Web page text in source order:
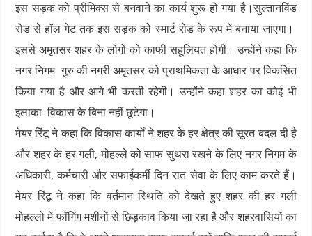
इस सड़क को प्रीमिक्स से बनवाने का कार्य शुरू हो गया है।सुल्तानविंड
रोड से हॉल गेट तक इस सड़क को स्मार्ट रोड के रूप में बनाया जाएगा।
इससे अमृतसर शहर के लोगों को काफी सहूलियत होगी। उन्होंने कहा कि
नगर निगम गुरु की नगरी अमृतसर को प्राथमिकता के आधार पर विकसित
किया गया है और आगे भी करती रहेगी। उन्होंने कहा शहर का कोई भी
इलाका विकास के बिना नहीं छूटेगा।
मेयर रिंटू ने कहा कि विकास कार्यों ने शहर के हर क्षेत्र की सूरत बदल दी है
और शहर के हर गली, मोहल्ले को साफ सुथरा रखने के लिए नगर निगम के
अधिकारी, कर्मचारी और सफाईकर्मी दिन रात सेवा के लिए काम करते हैं।
मेयर रिंटू ने कहा कि वर्तमान स्थिति को देखते हुए शहर की हर गली
मोहल्लो में फॉगिंग मशीनों से छिड़काव किया जा रहा है और शहरवासियों का